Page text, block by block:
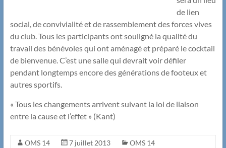
de lien
social, de convivialité et de rassemblement des forces vives
du club. Tous les participants ont souligné la qualité du
travail des bénévoles qui ont aménagé et préparé le cocktail
de bienvenue. C’est une salle qui devrait voir défiler
pendant longtemps encore des générations de footeux et
autres sportifs.
« Tous les changements arrivent suivant la loi de liaison
entre la cause et l’effet » (Kant)
OMS 14 7 juillet 2013 OMS 14